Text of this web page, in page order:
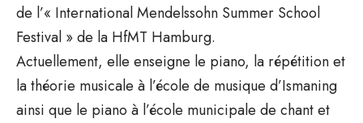
de l’« International Mendelssohn Summer School
Festival » de la HfMT Hamburg.
Actuellement, elle enseigne le piano, la répétition et
la théorie musicale à l’école de musique d’Ismaning
ainsi que le piano à l’école municipale de chant et